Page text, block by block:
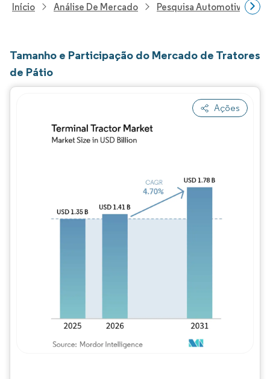
Início Análise De Mercado Pesquisa Automotiva
Tamanho e Participação do Mercado de Tratores
de Pátio
Ações